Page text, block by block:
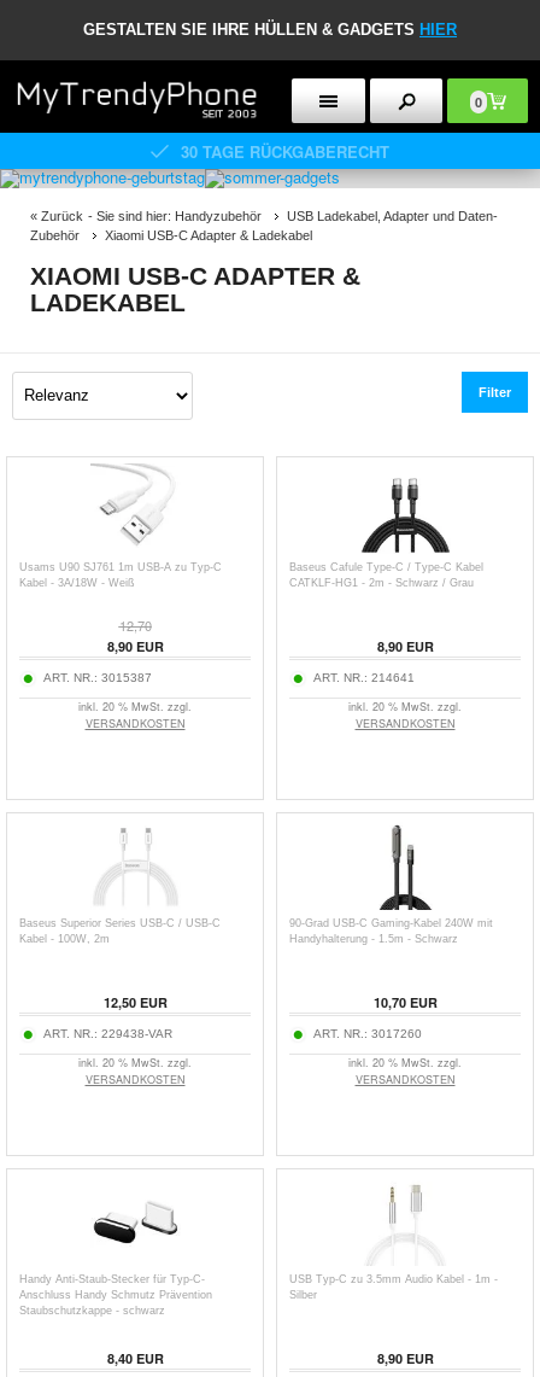
GESTALTEN SIE IHRE HÜLLEN & GADGETS HIER
0
30 TAGE RÜCKGABERECHT
« Zurück - Sie sind hier: Handyzubehör
USB Ladekabel, Adapter und Daten-
Zubehör
Xiaomi USB-C Adapter & Ladekabel
XIAOMI USB-C ADAPTER &
LADEKABEL
Filter
Usams U90 SJ761 1m USB-A zu Typ-C
Kabel - 3A/18W - Weiß
12,70
8,90EUR
ART. NR.: 3015387
inkl. 20 % MwSt. zzgl.
VERSANDKOSTEN
Baseus Cafule Type-C / Type-C Kabel
CATKLF-HG1 - 2m - Schwarz / Grau
8,90EUR
ART. NR.: 214641
inkl. 20 % MwSt. zzgl.
VERSANDKOSTEN
Baseus Superior Series USB-C / USB-C
Kabel - 100W, 2m
12,50EUR
ART. NR.: 229438-VAR
inkl. 20 % MwSt. zzgl.
VERSANDKOSTEN
90-Grad USB-C Gaming-Kabel 240W mit
Handyhalterung - 1.5m - Schwarz
10,70EUR
ART. NR.: 3017260
inkl. 20 % MwSt. zzgl.
VERSANDKOSTEN
Handy Anti-Staub-Stecker für Typ-C-
Anschluss Handy Schmutz Prävention
Staubschutzkappe - schwarz
8,40EUR
USB Typ-C zu 3.5mm Audio Kabel - 1m -
Silber
8,90EUR